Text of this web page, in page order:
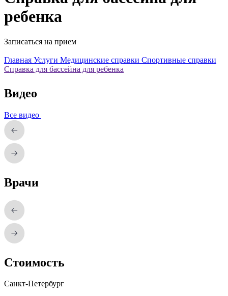
ребенка
Записаться на прием
Главная Услуги Медицинские справки Спортивные справки
Справка для бассейна для ребенка
Видео
Все видео
Врачи
Стоимость
Санкт-Петербург